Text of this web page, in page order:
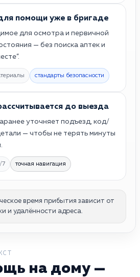
помощи уже в бригаде
для осмотра и первичной
— без поиска аптек и
стандарты безопасности
до выезда
уточняет подъезд, код/
— чтобы не терять минуты
7 точная навигация
время прибытия зависит от
и удалённости адреса.
на дому —